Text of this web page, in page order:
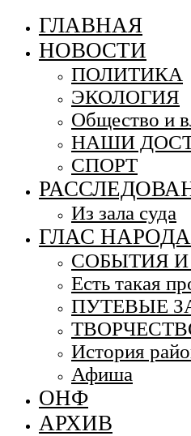
ГЛАВНАЯ
НОВОСТИ
ПОЛИТИКА
ЭКОЛОГИЯ
Общество и
НАШИ
СПОРТ
Из зала суда
ГЛАС НАРОДА
СОБЫТИЯ
Есть такая
ПУТЕВЫЕ
История
Афиша
ОНФ
АРХИВ